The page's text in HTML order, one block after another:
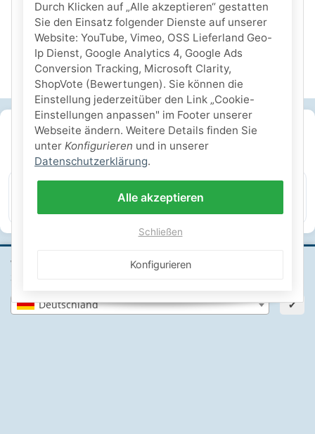
Wähle dein Lieferland, um Preise und Artikel für deinen
Standort zu sehen.
Deutschland ✔
SICHERE ZAHLARTEN
IHRE SICHERHEIT
SSL-verschlüsselt
Durch Klicken auf „Alle akzeptieren“ gestatten
Sie den Einsatz folgender Dienste auf unserer
Website: YouTube, Vimeo, OSS Lieferland Geo-
Ip Dienst, Google Analytics 4, Google Ads
Conversion Tracking, Microsoft Clarity,
ShopVote (Bewertungen). Sie können die
Einstellung jederzeitüber den Link „Cookie-
Einstellungen anpassen" im Footer unserer
Webseite ändern. Weitere Details finden Sie
unter Konfigurieren und in unserer
Datenschutzerklärung.
Alle akzeptieren
Schließen
Konfigurieren